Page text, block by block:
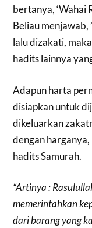
bertanya, ‘Wahai
Beliau menjawab,
lalu dizakati,
hadits lainnya
Adapun harta
disiapkan untuk
dikeluarkan
dengan
hadits Samurah.
“Artinya :
memerintahkan
dari barang yang